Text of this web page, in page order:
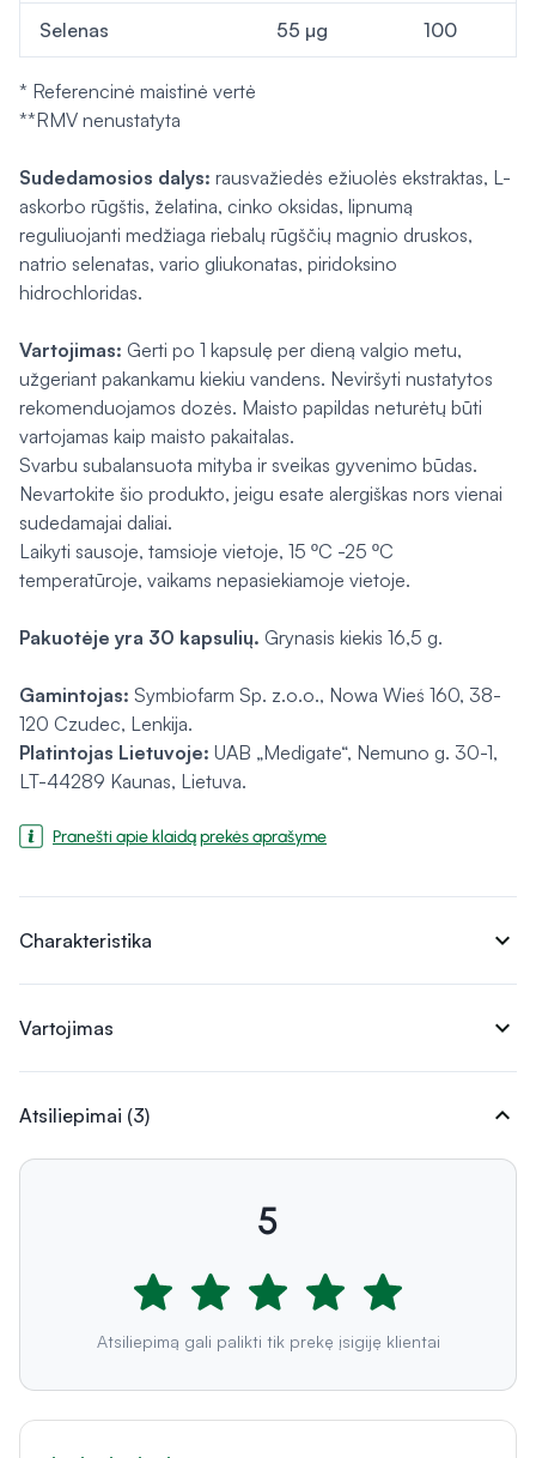
Selenas 55 µg 100
* Referencinė maistinė vertė
**RMV nenustatyta
Sudedamosios dalys: rausvažiedės ežiuolės ekstraktas, L-
askorbo rūgštis, želatina, cinko oksidas, lipnumą
reguliuojanti medžiaga riebalų rūgščių magnio druskos,
natrio selenatas, vario gliukonatas, piridoksino
hidrochloridas.
Vartojimas: Gerti po 1 kapsulę per dieną valgio metu,
užgeriant pakankamu kiekiu vandens. Neviršyti nustatytos
rekomenduojamos dozės. Maisto papildas neturėtų būti
vartojamas kaip maisto pakaitalas.
Svarbu subalansuota mityba ir sveikas gyvenimo būdas.
Nevartokite šio produkto, jeigu esate alergiškas nors vienai
sudedamajai daliai.
Laikyti sausoje, tamsioje vietoje, 15 ºC -25 ºC
temperatūroje, vaikams nepasiekiamoje vietoje.
Pakuotėje yra 30 kapsulių. Grynasis kiekis 16,5 g.
Gamintojas: Symbiofarm Sp. z.o.o., Nowa Wieś 160, 38-
120 Czudec, Lenkija.
Platintojas Lietuvoje: UAB „Medigate“, Nemuno g. 30-1,
LT-44289 Kaunas, Lietuva.
Pranešti apie klaidą prekės aprašyme
Charakteristika expand_more
Vartojimas expand_more
Atsiliepimai (3) expand_more
5
Atsiliepimą gali palikti tik prekę įsigiję klientai